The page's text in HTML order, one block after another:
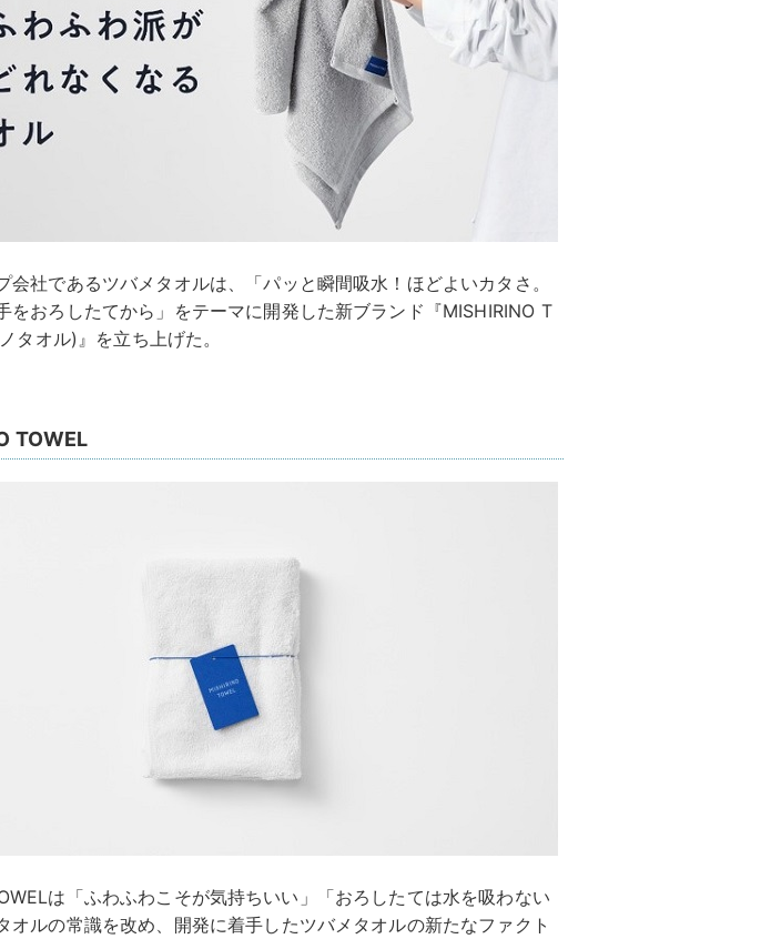
会社であるツバメタオルは、「パッと瞬間吸水！ほどよいカタさ。
をおろしたてから」をテーマに開発した新ブランド『MISHIRINO T
タオル)』を立ち上げた。
TOWEL
は「ふわふわこそが気持ちいい」「おろしたては水を吸わない
オルの常識を改め、開発に着手したツバメタオルの新たなファクト